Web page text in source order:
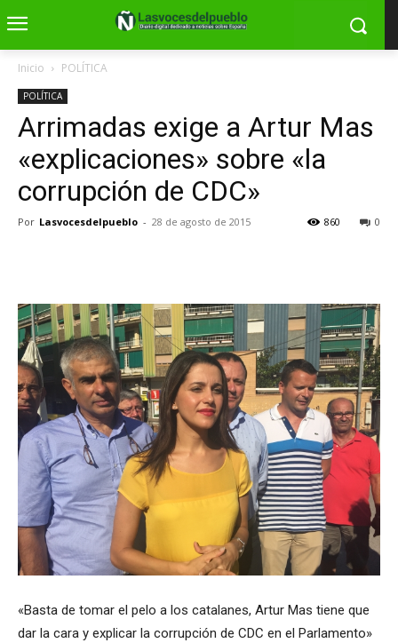
Inicio POLÍTICA
POLÍTICA
Arrimadas exige a Artur Mas
«explicaciones» sobre «la
corrupción de CDC»
Por Lasvocesdelpueblo - 28 de agosto de 2015 0
860
«Basta de tomar el pelo a los catalanes, Artur Mas tiene que
dar la cara y explicar la corrupción de CDC en el Parlamento»